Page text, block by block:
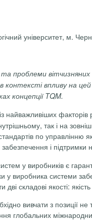
університет, м.
проблеми
впливу на
концепції TQM.
найважливіших факторів
так і на
по управлінню
і підтримки
у виробників є
у виробника системи
дві складові якості:
вивчати з позиції
глобальних